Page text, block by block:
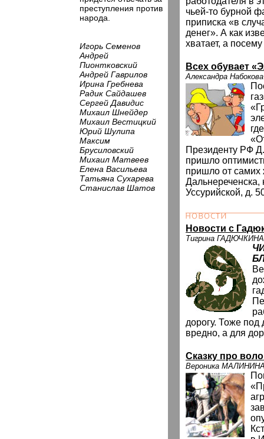
преступления против
народа.
Игорь Семенов
Андрей
Пионтковский
Андрей Гаврилов
Ирина Гребнева
Радик Сайдашев
Сергей Давидис
Михаил Шнейдер
Михаил Вестицкий
Юрий Шулипа
Максим
Брусиловский
Михаил Матвеев
Елена Васильева
Татьяна Сухарева
Станислав Шатов
чьей-то бурной
приписка «в
денег». А как
хватает, а
Всех обувает
Александра Набокова
Президенту РФ
пришло
пришло от самих
Дальнереченска,
Уссурийской, д.
Новости с
Тигрина ГАДЮЧКИНА
дорогу. Тоже под
вредно, а для
Сказку про
Вероника